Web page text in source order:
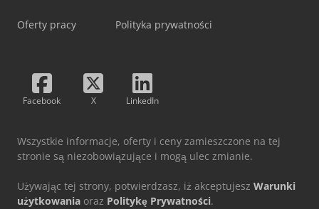
Oferty pracy Polityka prywatności
Facebook X LinkedIn
Wszystkie informacje, oferty i ceny zamieszczone na tej
stronie są niezobowiązujące i mogą ulec zmianie.
Używając tej strony, potwierdzasz, iż akceptujesz Warunki
użytkowania oraz Politykę Prywatności.